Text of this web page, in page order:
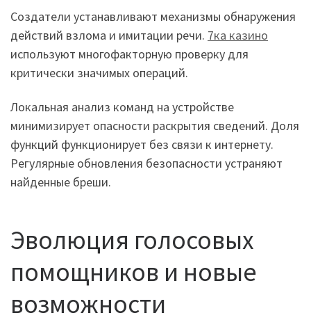
Создатели устанавливают механизмы обнаружения
действий взлома и имитации речи. 7ка казино
используют многофакторную проверку для
критически значимых операций.
Локальная анализ команд на устройстве
минимизирует опасности раскрытия сведений. Доля
функций функционирует без связи к интернету.
Регулярные обновления безопасности устраняют
найденные бреши.
Эволюция голосовых
помощников и новые
возможности